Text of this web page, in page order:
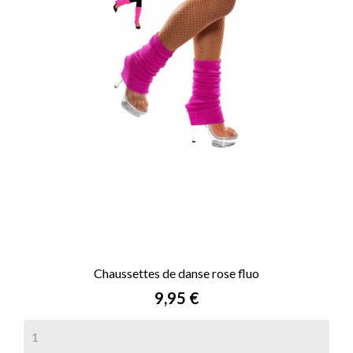
Chaussettes de danse rose fluo
Prix
9,95 €